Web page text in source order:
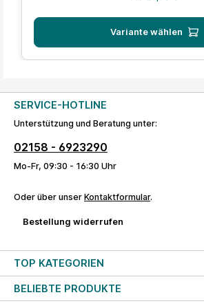
Variante wählen
SERVICE-HOTLINE
Unterstützung und Beratung unter:
02158 - 6923290
Mo-Fr, 09:30 - 16:30 Uhr
Oder über unser Kontaktformular.
Bestellung widerrufen
TOP KATEGORIEN
BELIEBTE PRODUKTE